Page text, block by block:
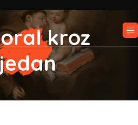
kroz